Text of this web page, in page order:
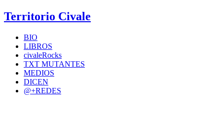
Territorio Civale
BIO
LIBROS
civaleRocks
TXT MUTANTES
MEDIOS
DICEN
@+REDES